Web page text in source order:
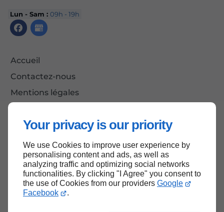
Your privacy is our priority
We use Cookies to improve user experience by
personalising content and ads, as well as
analyzing traffic and optimizing social networks
functionalities. By clicking "I Agree" you consent to
the use of Cookies from our providers Google
Facebook
.
Lun - Sam :09h - 19h
Accueil
Contactez-nous
Mentions légales
Haut de page